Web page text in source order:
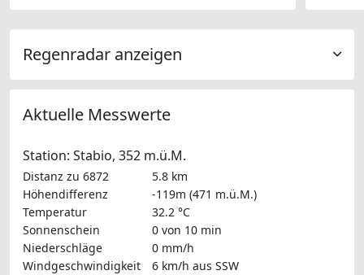
Regenradar anzeigen
Aktuelle Messwerte
Station: Stabio, 352 m.ü.M.
Distanz zu 6872
5.8 km
Höhendifferenz
-119m (471 m.ü.M.)
Temperatur
32.2 °C
Sonnenschein
0 von 10 min
Niederschläge
0 mm/h
Windgeschwindigkeit
6 km/h aus SSW